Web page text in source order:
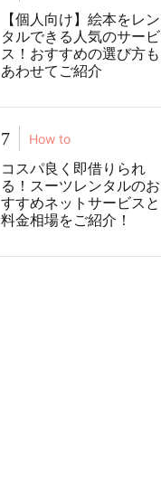
【個人向け】絵本をレン
タルできる人気のサービ
ス！おすすめの選び方も
あわせてご紹介
7 How to
コスパ良く即借りられ
る！スーツレンタルのお
すすめネットサービスと
料金相場をご紹介！